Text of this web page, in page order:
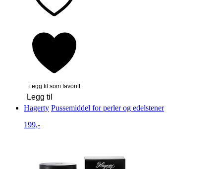
Legg til som favoritt
Legg til
Hagerty Pussemiddel for perler og edelstener
199,-